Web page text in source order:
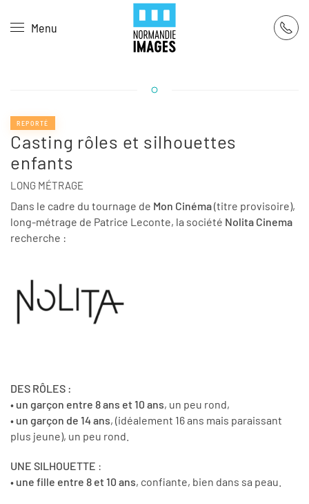
Skip to main content
Menu
REPORTÉ
Casting rôles et silhouettes
enfants
LONG MÉTRAGE
Dans le cadre du tournage de Mon Cinéma(titre provisoire),
long-métrage de Patrice Leconte, la société Nolita Cinema
recherche :
DES RÔLES :
• un garçon entre 8 ans et 10 ans, un peu rond,
• un garçon de 14 ans, (idéalement 16 ans mais paraissant
plus jeune), un peu rond.
UNE SILHOUETTE :
• une fille entre 8 et 10 ans, confiante, bien dans sa peau.
Panneau de gestion des cookies